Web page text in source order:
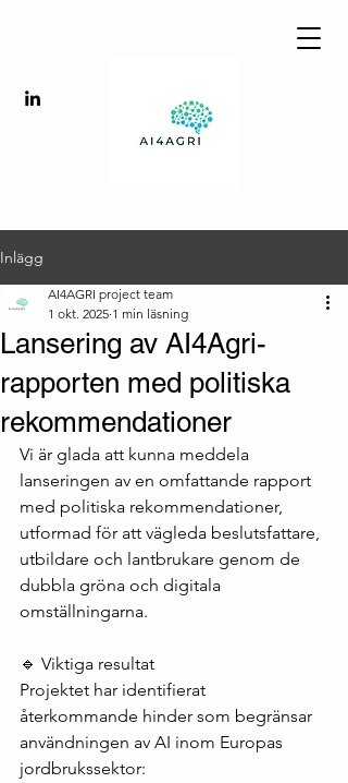
Inlägg
Lansering av AI4Agri-
rapporten med politiska
rekommendationer
AI4AGRI project team
1 okt. 2025 1 min läsning
Vi är glada att kunna meddela
lanseringen av en omfattande rapport
med politiska rekommendationer,
utformad för att vägleda beslutsfattare,
utbildare och lantbrukare genom de
dubbla gröna och digitala
omställningarna.
🔹 Viktiga resultat
Projektet har identifierat
återkommande hinder som begränsar
användningen av AI inom Europas
jordbrukssektor: